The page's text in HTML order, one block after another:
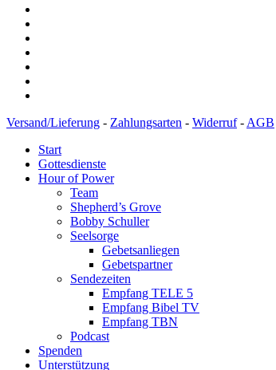
Versand/Lieferung - Zahlungsarten - Widerruf-AGB
Start
Gottesdienste
Hour of Power
Team
Shepherd’s Grove
Bobby Schuller
Seelsorge
Gebetsanliegen
Gebetspartner
Sendezeiten
Empfang TELE 5
Empfang Bibel TV
Empfang TBN
Podcast
Spenden
Unterstützung